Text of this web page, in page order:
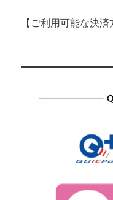
【ご利用可能な決済